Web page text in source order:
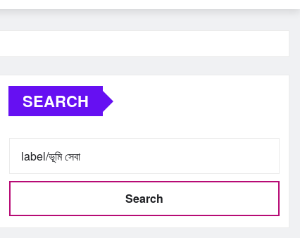
SEARCH
Search